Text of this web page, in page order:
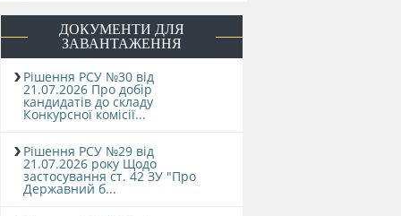
ДОКУМЕНТИ ДЛЯ
ЗАВАНТАЖЕННЯ
Рішення РСУ №30 від
21.07.2026 Про добір
кандидатів до складу
Конкурсної комісії...
Рішення РСУ №29 від
21.07.2026 року Щодо
застосування ст. 42 ЗУ "Про
Державний б...